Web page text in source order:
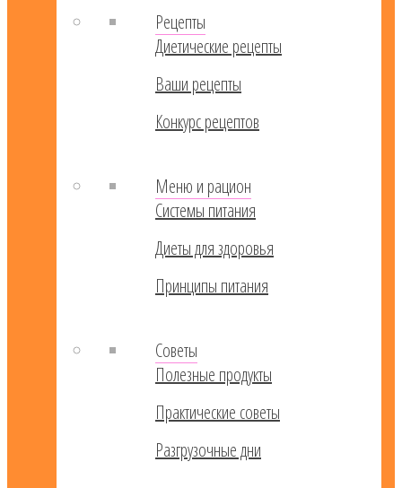
Рецепты
Диетические рецепты
Ваши рецепты
Конкурс рецептов
Меню и рацион
Системы питания
Диеты для здоровья
Принципы питания
Советы
Полезные продукты
Практические советы
Разгрузочные дни